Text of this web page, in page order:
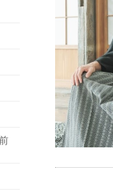
カラードレス （メ
メンズ （メーカー直
すべてのアイテム
ドレスショップ一